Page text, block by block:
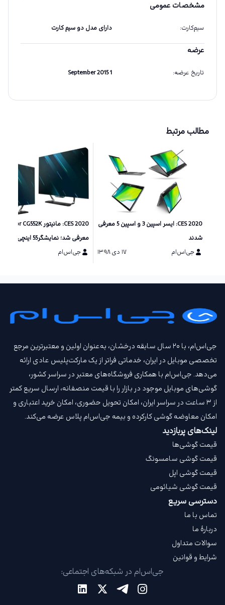
مشخصات عمومی
سیم‌کارت: دارای مدل دو سیم کارت
عرضه
تاریخ عرضه:
1 September 2015
مطالب مرتبط
CES 2020: ایسر اسپین 3 و اسپین 5 معرفی
شدند
جی‌اس‌ام
۱۷ دی ۱۳۹۸
رزولوشن 4K
جی‌اس‌ام
جی‌اس‌ام، با ۲۰ سال سابقه درخشان، به‌عنوان اولین و معتبرترین مرجع
تخصصی موبایل در ایران، خدماتی فراتر از یک مارکت‌پلیس عادی ارائه
می‌دهد. جی‌اس‌ام با همکاری فروشگاه‌های معتبر در سراسر کشور،
گوشی‌های موبایل موجود در بازار را با قیمت‌ منصفانه، ارسال سریع کمتر
از ۳ ساعت در سراسر ایران، امکان تحویل حضوری، امکان خرید اعتباری و
امکان معاوضه گوشی کارکرده و بیمه جی‌اس‌ام‌ پلاس عرضه می‌کند.
لینک‌های پربازدید
قیمت گوشی‌ها
قیمت گوشی سامسونگ
قیمت گوشی اپل
قیمت گوشی شیائومی
دسترسی سریع
تماس با ما
دربارهٔ ما
سوالات متداول
شرایط و قوانین
جی‌اس‌ام در شبکه‌های اجتماعی: